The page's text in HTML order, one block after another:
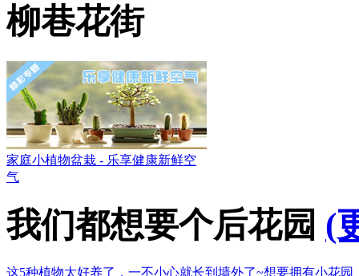
柳巷花街
家庭小植物盆栽 - 乐享健康新鲜空
气
我们都想要个后花园 (
这5种植物太好养了，一不小心就长到墙外了~想要拥有小花园